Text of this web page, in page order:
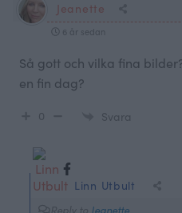
Jeanette
6 år sedan
Så gott och vilka fina
en fin dag?
0 Svara
Linn Utbult
Reply to
Jeanette